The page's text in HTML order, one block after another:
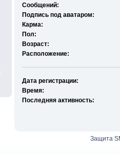
Сообщений:
Подпись под аватаром:
Карма:
Пол:
Возраст:
Расположение:
Дата регистрации:
Время:
Последняя активность:
Защита